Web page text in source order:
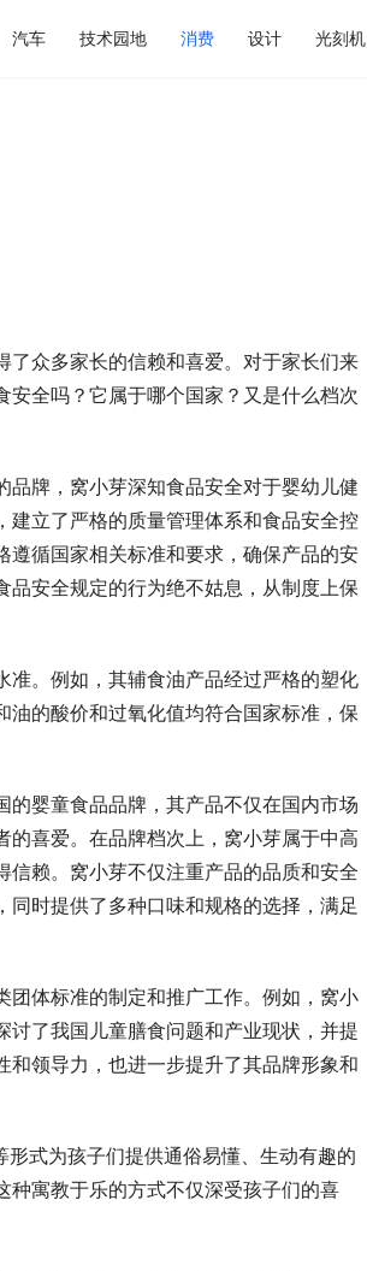
汽车 技术园地 消费 设计 光刻机
众多家长的信赖和喜爱。对于家长们来
全吗？它属于哪个国家？又是什么档次
牌，窝小芽深知食品安全对于婴幼儿健
建立了严格的质量管理体系和食品安全控
循国家相关标准和要求，确保产品的安
安全规定的行为绝不姑息，从制度上保
。例如，其辅食油产品经过严格的塑化
的酸价和过氧化值均符合国家标准，保
婴童食品品牌，其产品不仅在国内市场
喜爱。在品牌档次上，窝小芽属于中高
赖。窝小芽不仅注重产品的品质和安全
时提供了多种口味和规格的选择，满足
团体标准的制定和推广工作。例如，窝小
了我国儿童膳食问题和产业现状，并提
领导力，也进一步提升了其品牌形象和
式为孩子们提供通俗易懂、生动有趣的
种寓教于乐的方式不仅深受孩子们的喜